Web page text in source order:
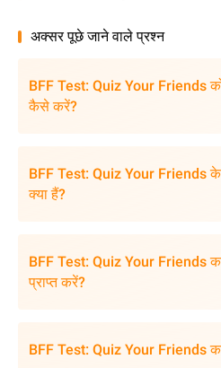
अक्सर पूछे जाने वाले प्रश्न
BFF Test: Quiz Your Friends
कैसे करें?
BFF Test: Quiz Your Friends
क्या हैं?
BFF Test: Quiz Your Friends
प्राप्त करें?
BFF Test: Quiz Your Friends